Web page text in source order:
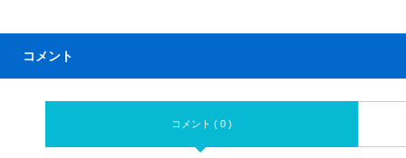
コメント
コメント ( 0 )